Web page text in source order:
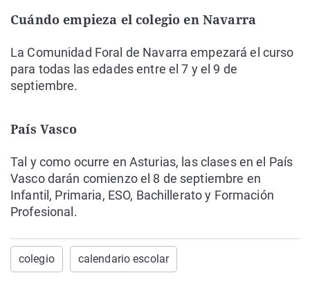
Cuándo empieza el colegio en Navarra
La Comunidad Foral de Navarra empezará el curso
para todas las edades entre el 7 y el 9 de
septiembre.
País Vasco
Tal y como ocurre en Asturias, las clases en el País
Vasco darán comienzo el 8 de septiembre en
Infantil, Primaria, ESO, Bachillerato y Formación
Profesional.
colegio calendario escolar